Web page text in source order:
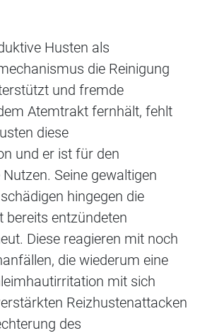
Husten als
die Reinigung
und fremde
Atemtrakt fernhält, fehlt
diese
und er ist für den
Seine gewaltigen
hingegen die
bereits entzündeten
Diese reagieren mit noch
die wiederum eine
mit sich
Reizhustenattacken
des